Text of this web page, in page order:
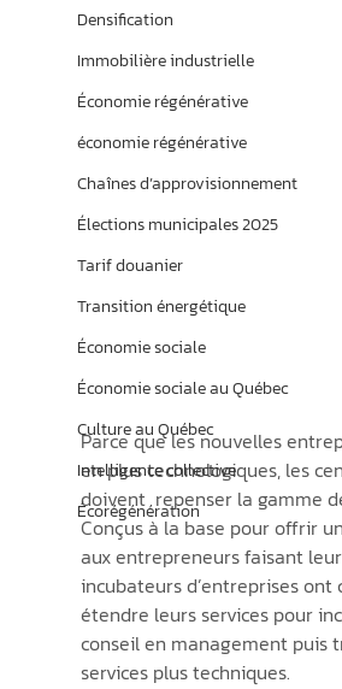
Densification
Immobilière industrielle
Économie régénérative
économie régénérative
Chaînes d’approvisionnement
Élections municipales 2025
Tarif douanier
Transition énergétique
Économie sociale
Économie sociale au Québec
Culture au Québec
Intelligence collective
Écorégénération
Parce que les nouvelles
en plus technologiques, les
doivent  repenser la gamme
Conçus à la base pour offrir
aux entrepreneurs faisant
incubateurs d’entreprises ont
étendre leurs services pour
conseil en management puis
services plus techniques.